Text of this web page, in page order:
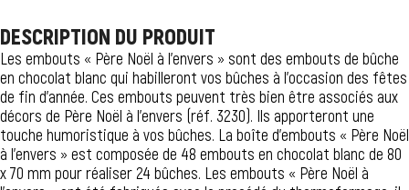
DESCRIPTION DU PRODUIT
Les embouts « Père Noël à l’envers » sont des embouts de bûche
en chocolat blanc qui habilleront vos bûches à l’occasion des fêtes
de fin d’année. Ces embouts peuvent très bien être associés aux
décors de Père Noël à l’envers (réf. 3230). Ils apporteront une
touche humoristique à vos bûches. La boîte d’embouts « Père Noël
à l’envers » est composée de 48 embouts en chocolat blanc de 80
x 70 mm pour réaliser 24 bûches. Les embouts « Père Noël à